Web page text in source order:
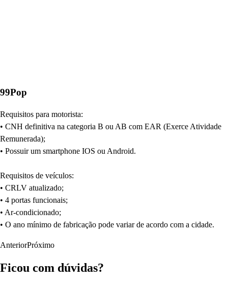
99Pop
Requisitos para motorista:
• CNH definitiva na categoria B ou AB com EAR (Exerce Atividade
Remunerada);
• Possuir um smartphone IOS ou Android.
Requisitos de veículos:
• CRLV atualizado;
• 4 portas funcionais;
• Ar-condicionado;
• O ano mínimo de fabricação pode variar de acordo com a cidade.
AnteriorPróximo
Ficou com dúvidas?